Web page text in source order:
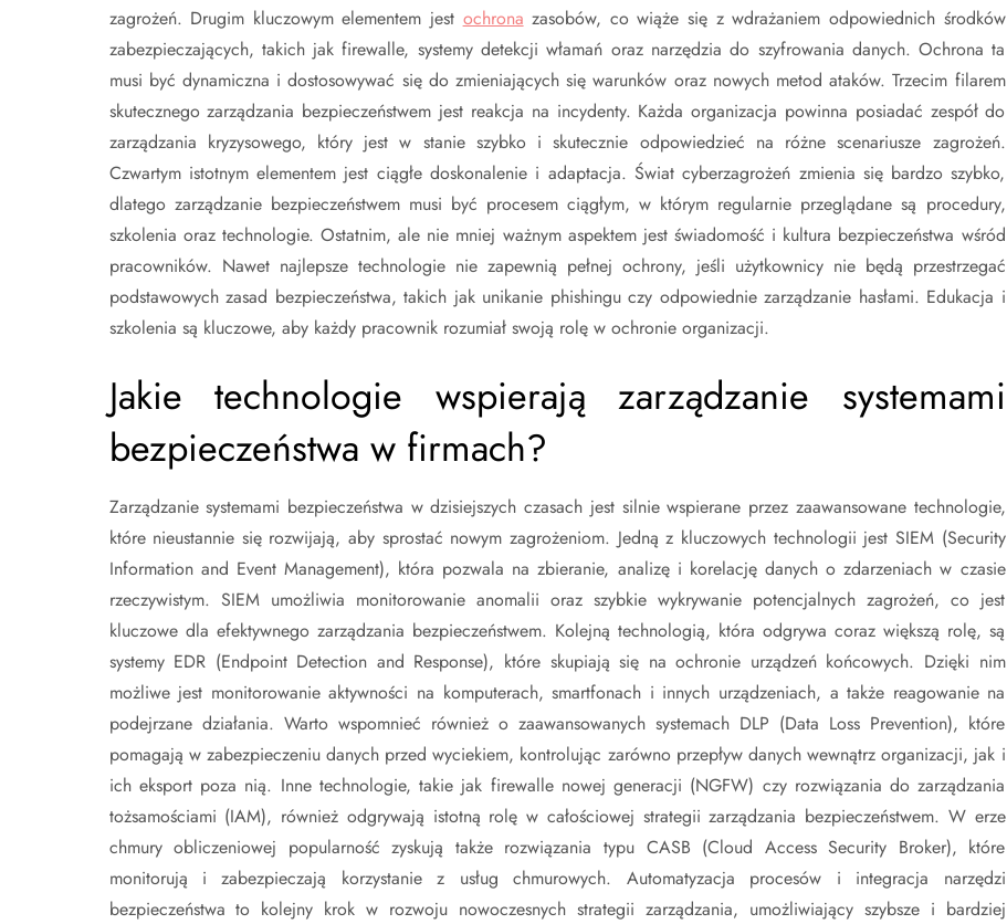
zagrożeń. Drugim kluczowym elementem jest ochrona zasobów, co wiąże się z wdrażaniem odpowiednich środków
zabezpieczających, takich jak firewalle, systemy detekcji włamań oraz narzędzia do szyfrowania danych. Ochrona ta
musi być dynamiczna i dostosowywać się do zmieniających się warunków oraz nowych metod ataków. Trzecim filarem
skutecznego zarządzania bezpieczeństwem jest reakcja na incydenty. Każda organizacja powinna posiadać zespół do
zarządzania kryzysowego, który jest w stanie szybko i skutecznie odpowiedzieć na różne scenariusze zagrożeń.
Czwartym istotnym elementem jest ciągłe doskonalenie i adaptacja. Świat cyberzagrożeń zmienia się bardzo szybko,
dlatego zarządzanie bezpieczeństwem musi być procesem ciągłym, w którym regularnie przeglądane są procedury,
szkolenia oraz technologie. Ostatnim, ale nie mniej ważnym aspektem jest świadomość i kultura bezpieczeństwa wśród
pracowników. Nawet najlepsze technologie nie zapewnią pełnej ochrony, jeśli użytkownicy nie będą przestrzegać
podstawowych zasad bezpieczeństwa, takich jak unikanie phishingu czy odpowiednie zarządzanie hasłami. Edukacja i
szkolenia są kluczowe, aby każdy pracownik rozumiał swoją rolę w ochronie organizacji.
Jakie technologie wspierają zarządzanie systemami
bezpieczeństwa w firmach?
Zarządzanie systemami bezpieczeństwa w dzisiejszych czasach jest silnie wspierane przez zaawansowane technologie,
które nieustannie się rozwijają, aby sprostać nowym zagrożeniom. Jedną z kluczowych technologii jest SIEM (Security
Information and Event Management), która pozwala na zbieranie, analizę i korelację danych o zdarzeniach w czasie
rzeczywistym. SIEM umożliwia monitorowanie anomalii oraz szybkie wykrywanie potencjalnych zagrożeń, co jest
kluczowe dla efektywnego zarządzania bezpieczeństwem. Kolejną technologią, która odgrywa coraz większą rolę, są
systemy EDR (Endpoint Detection and Response), które skupiają się na ochronie urządzeń końcowych. Dzięki nim
możliwe jest monitorowanie aktywności na komputerach, smartfonach i innych urządzeniach, a także reagowanie na
podejrzane działania. Warto wspomnieć również o zaawansowanych systemach DLP (Data Loss Prevention), które
pomagają w zabezpieczeniu danych przed wyciekiem, kontrolując zarówno przepływ danych wewnątrz organizacji, jak i
ich eksport poza nią. Inne technologie, takie jak firewalle nowej generacji (NGFW) czy rozwiązania do zarządzania
tożsamościami (IAM), również odgrywają istotną rolę w całościowej strategii zarządzania bezpieczeństwem. W erze
chmury obliczeniowej popularność zyskują także rozwiązania typu CASB (Cloud Access Security Broker), które
monitorują i zabezpieczają korzystanie z usług chmurowych. Automatyzacja procesów i integracja narzędzi
bezpieczeństwa to kolejny krok w rozwoju nowoczesnych strategii zarządzania, umożliwiający szybsze i bardziej